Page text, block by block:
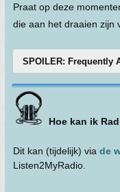
Praat op deze
die aan het draaien zijn
SPOILER: Frequently
Hoe kan ik
Dit kan (tijdelijk) via de
Listen2MyRadio.